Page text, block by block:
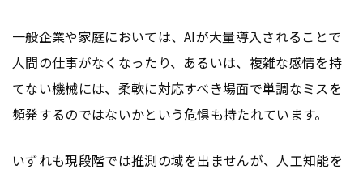
一般企業や家庭においては、AIが大量導入されることで
人間の仕事がなくなったり、あるいは、複雑な感情を持
てない機械には、柔軟に対応すべき場面で単調なミスを
頻発するのではないかという危惧も持たれています。
いずれも現段階では推測の域を出ませんが、人工知能を